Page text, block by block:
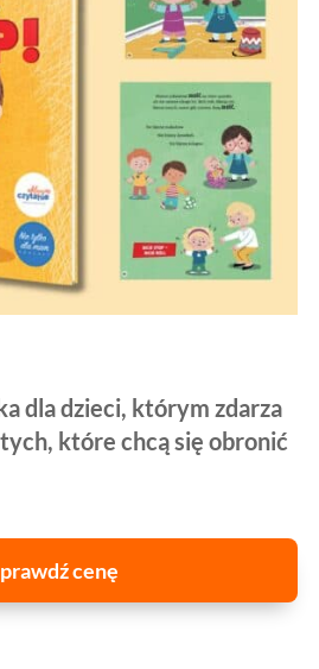
dla dzieci, którym zdarza
które chcą się obronić
cenę